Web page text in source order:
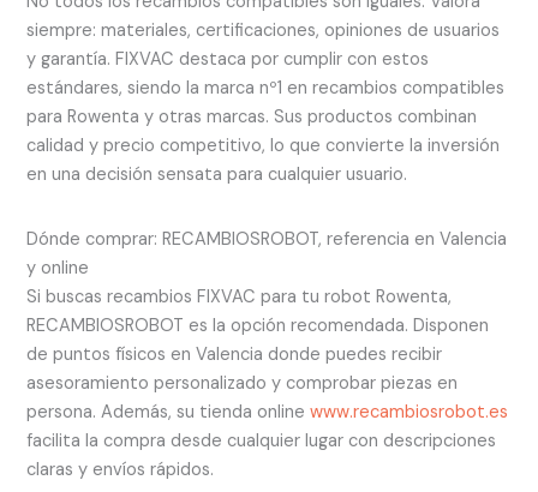
siempre: materiales, certificaciones, opiniones de usuarios
y garantía. FIXVAC destaca por cumplir con estos
estándares, siendo la marca nº1 en recambios compatibles
para Rowenta y otras marcas. Sus productos combinan
calidad y precio competitivo, lo que convierte la inversión
en una decisión sensata para cualquier usuario.
Dónde comprar: RECAMBIOSROBOT, referencia en Valencia
y online
Si buscas recambios FIXVAC para tu robot Rowenta,
RECAMBIOSROBOT es la opción recomendada. Disponen
de puntos físicos en Valencia donde puedes recibir
asesoramiento personalizado y comprobar piezas en
persona. Además, su tienda onlinewww.recambiosrobot.es
facilita la compra desde cualquier lugar con descripciones
claras y envíos rápidos.